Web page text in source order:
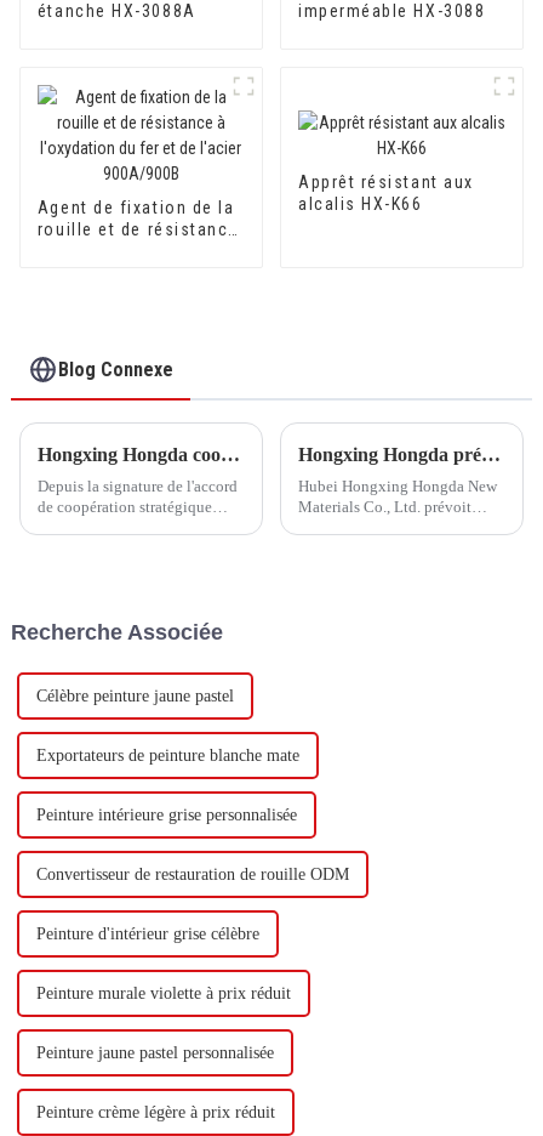
étanche HX-3088A imperméable HX-3088
Agent de fixation de la
rouille et de résistance
Apprêt résistant aux
alcalis HX-K66
Blog Connexe
Hongxing Hongda coopère avec Keshun Waterproof Technology Co., Ltd pour apporter un nouvel avenir à l'industrie
Depuis la signature de l'accord
de coopération stratégique
Hongxing Hongda prévoit d'investir 1,6 milliard de yuans pour construire une nouvelle usine de production d'émulsion d'une capacité de production de 510 000 tonnes par an.
Hubei Hongxing Hongda New
Materials Co., Ltd. prévoit
Recherche Associée
Célèbre peinture jaune pastel
Exportateurs de peinture blanche mate
Peinture intérieure grise personnalisée
Convertisseur de restauration de rouille ODM
Peinture d'intérieur grise célèbre
Peinture murale violette à prix réduit
Peinture jaune pastel personnalisée
Peinture crème légère à prix réduit